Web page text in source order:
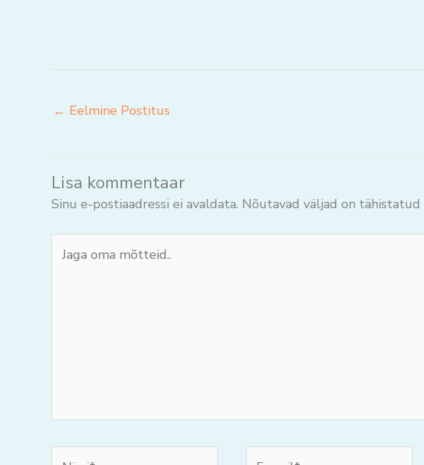
← Eelmine Postitus
Lisa kommentaar
Sinu e-postiaadressi ei avaldata. Nõutavad väljad on tähistatud
oma